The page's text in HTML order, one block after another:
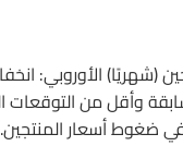
ضغوط أسعار المنتجين.